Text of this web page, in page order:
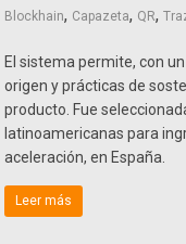
Blockhain, Capazeta, QR,
El sistema permite, con
origen y prácticas de
producto. Fue
latinoamericanas para
aceleración, en España.
Leer más